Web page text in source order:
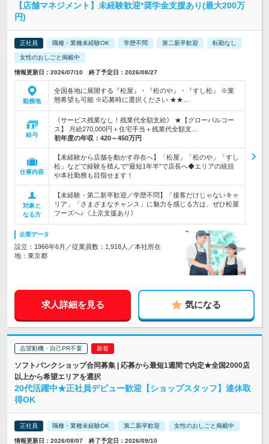
【店舗マネジメント】未経験歓迎*奨学金支援あり(最大200万
円)
正社員 職種・業種未経験OK 学歴不問 第二新卒歓迎 転勤なし
女性のおしごと掲載中
情報更新日：2026/07/10 終了予定日：2026/08/27
勤務地
全国各地に展開する『松屋』・『松のや』・『すし松』 ※業
態希望も可能 ※応募時に選択ください ★★…
給与
《サービス残業なし！残業代全額支給》 ★【グローバルコー
ス】 月給270,000円＋住宅手当＋残業代全額支…
初年度の年収： 420～450万円
仕事内容
【未経験から店舗を動かす存在へ】「松屋」「松のや」「すし
松」などで経験を積んで"最短1年半"で店長へ◆エリアの統括
や本社勤務も目指せます！
対象と
なる方
【未経験・第二新卒歓迎／学歴不問】「接客だけじゃないキャ
リア」「さまざまなチャンス」に魅力を感じる方は、ぜひ松屋
フーズへ♪《上京支援あり》
企業データ
設立：1966年6月／従業員数：1,918人／本社所在
地：東京都
求人詳細を見る 気になる
志望動機・自己PR不要
ソフトバンクショップ合同募集 | 応募から最短1週間で内定★全国2000店
以上から希望エリアを選択
20代活躍中★正社員デビュー歓迎【ショップスタッフ】連休取
得OK
正社員 職種・業種未経験OK 第二新卒歓迎 女性のおしごと掲載中
情報更新日：2026/08/07 終了予定日：2026/09/10